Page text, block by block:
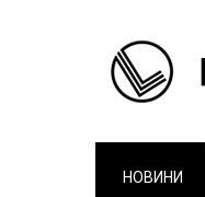
НОВИНИ